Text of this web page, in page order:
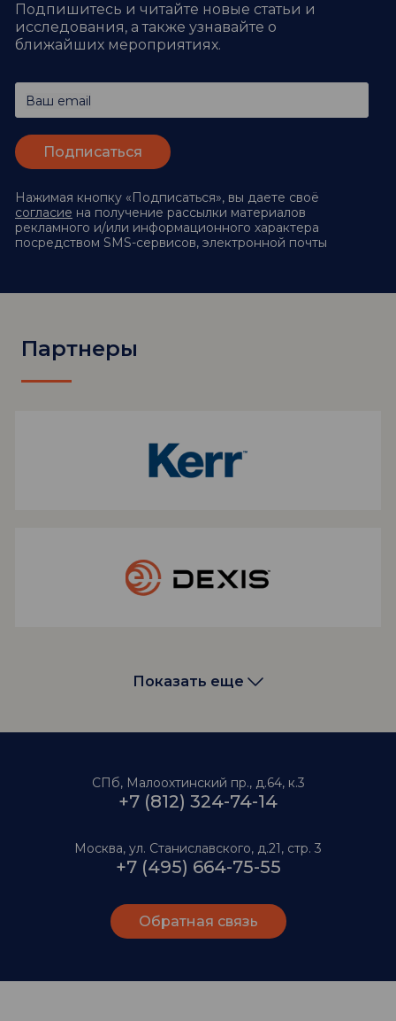
Подпишитесь и читайте новые статьи и
исследования, а также узнавайте о
ближайших мероприятиях.
Ваш email
Нажимая кнопку «Подписаться», вы даете своё
согласие на получение рассылки материалов
рекламного и/или информационного характера
посредством SMS-сервисов, электронной почты
Партнеры
Показать еще
СПб, Малоохтинский пр., д.64, к.3
+7 (812) 324-74-14
Москва, ул. Станиславского, д.21, стр. 3
+7 (495) 664-75-55
Обратная связь